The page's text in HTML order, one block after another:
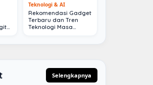
Teknologi & AI
Rekomendasi Gadget
Terbaru dan Tren
Teknologi Masa
Selengkapnya